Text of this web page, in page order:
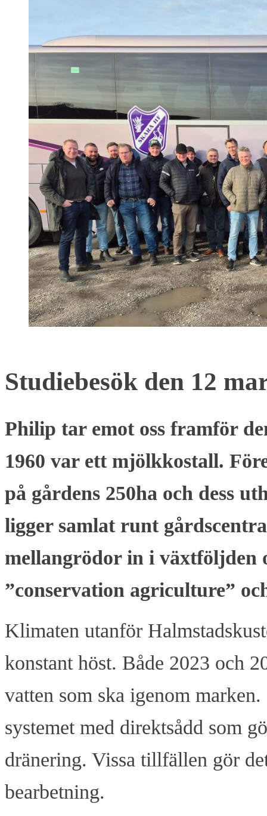
Studiebesök den 12
Philip tar emot oss framför
1960 var ett mjölkkostall.
på gårdens 250ha och dess
ligger samlat runt
mellangrödor in i växtföljden
”conservation agriculture”
Klimaten utanför
konstant höst. Både 2023 och
vatten som ska igenom
systemet med direktsådd som
dränering. Vissa tillfällen gör
bearbetning.